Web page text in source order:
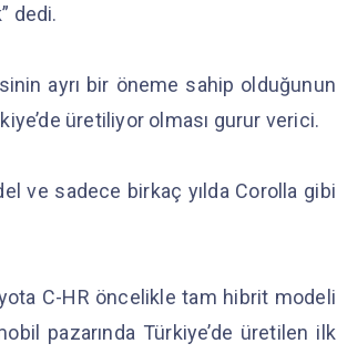
dedi.
ayrı bir öneme sahip olduğunun
üretiliyor olması gurur verici.
ve sadece birkaç yılda Corolla gibi
C-HR öncelikle tam hibrit modeli
pazarında Türkiye’de üretilen ilk